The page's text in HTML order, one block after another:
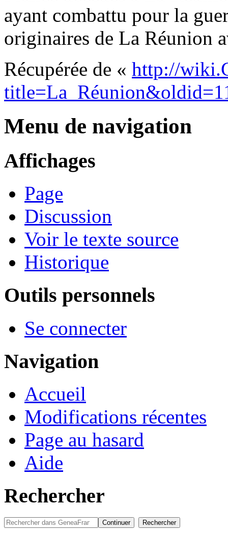
ayant combattu pour la
originaires de La Réunion
Récupérée de « http://
Menu de navigation
Affichages
Page
Discussion
Voir le texte source
Historique
Outils personnels
Se connecter
Navigation
Accueil
Modifications récentes
Page au hasard
Aide
Rechercher